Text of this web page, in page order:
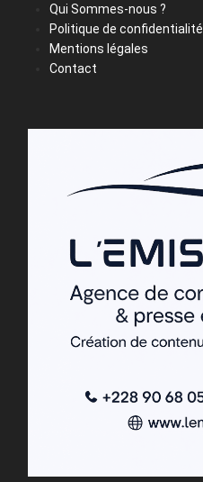
Qui Sommes-nous ?
Politique de confidentialité
Mentions légales
Contact